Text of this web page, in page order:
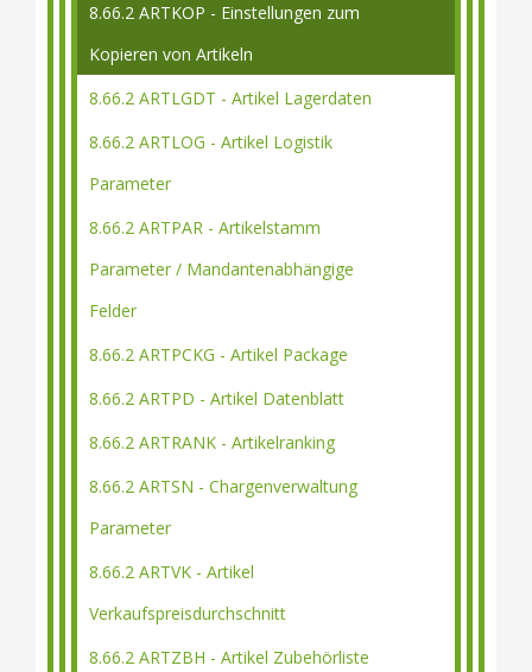
8.66.2 ARTKOP - Einstellungen zum
Kopieren von Artikeln
8.66.2 ARTLGDT - Artikel Lagerdaten
8.66.2 ARTLOG - Artikel Logistik
Parameter
8.66.2 ARTPAR - Artikelstamm
Parameter / Mandantenabhängige
Felder
8.66.2 ARTPCKG - Artikel Package
8.66.2 ARTPD - Artikel Datenblatt
8.66.2 ARTRANK - Artikelranking
8.66.2 ARTSN - Chargenverwaltung
Parameter
8.66.2 ARTVK - Artikel
Verkaufspreisdurchschnitt
8.66.2 ARTZBH - Artikel Zubehörliste